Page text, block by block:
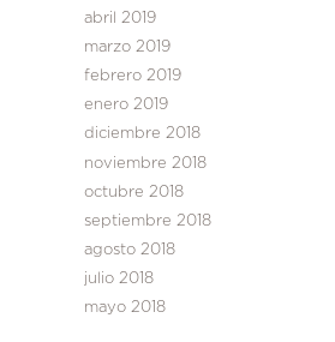
abril 2019
marzo 2019
febrero 2019
enero 2019
diciembre 2018
noviembre 2018
octubre 2018
septiembre 2018
agosto 2018
julio 2018
mayo 2018